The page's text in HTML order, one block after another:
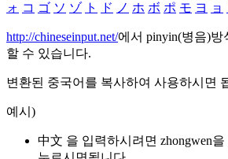
ォ コ ゴ ソ ゾ ト ド ノ ホ ボ ポ モ ヨ ョ
http://chineseinput.net/에서 pinyin(병음)
할 수 있습니다.
변환된 중국어를 복사하여 사용하시면
예시)
中文 을 입력하시려면 zhongwen을